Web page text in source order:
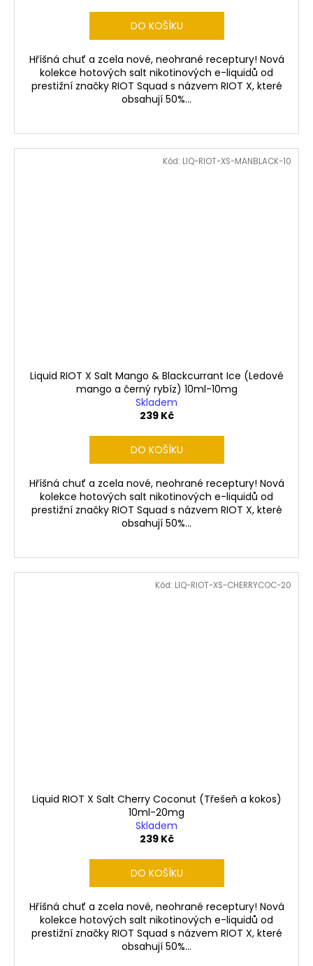
DO KOŠÍKU
Hříšná chuť a zcela nové, neohrané receptury! Nová
kolekce hotových salt nikotinových e-liquidů od
prestižní značky RIOT Squad s názvem RIOT X, které
obsahují 50%...
Liquid RIOT X Salt Mango & Blackcurrant Ice (Ledové
mango a černý rybíz) 10ml-10mg
Skladem
239 Kč
DO KOŠÍKU
Hříšná chuť a zcela nové, neohrané receptury! Nová
kolekce hotových salt nikotinových e-liquidů od
prestižní značky RIOT Squad s názvem RIOT X, které
obsahují 50%...
Kód: LIQ-RIOT-XS-MANBLACK-10
Liquid RIOT X Salt Cherry Coconut (Třešeň a kokos)
10ml-20mg
Skladem
239 Kč
DO KOŠÍKU
Hříšná chuť a zcela nové, neohrané receptury! Nová
kolekce hotových salt nikotinových e-liquidů od
prestižní značky RIOT Squad s názvem RIOT X, které
obsahují 50%...
Kód: LIQ-RIOT-XS-CHERRYCOC-20